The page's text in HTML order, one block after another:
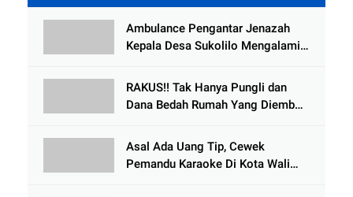
Ambulance Pengantar Jenazah
Kepala Desa Sukolilo Mengalami
Meninggal Dunia
RAKUS!! Tak Hanya Pungli dan
Dana Bedah Rumah Yang Diembat,
Tlogowungu, di Duga
Selewengkan Bantuan Mushola
Asal Ada Uang Tip, Cewek
Pemandu Karaoke Di Kota Wali